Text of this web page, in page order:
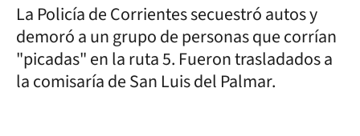
La Policía de Corrientes secuestró autos y
demoró a un grupo de personas que corrían
"picadas" en la ruta 5. Fueron trasladados a
la comisaría de San Luis del Palmar.